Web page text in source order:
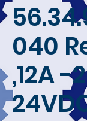
040
,12A -